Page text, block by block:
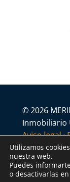
© 2026
Inmobiliario
Aviso legal·
generales
Utilizamos
nuestra web.
Puedes
o desactivarlas